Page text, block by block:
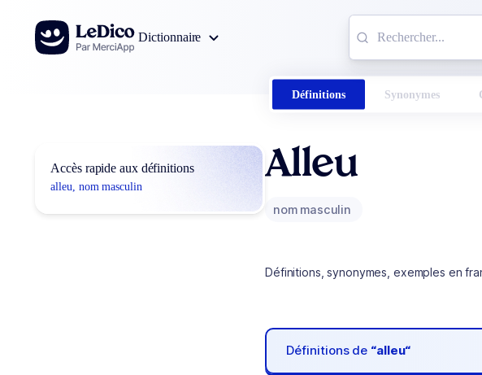
Aller au contenu
Dictionnaire
Définitions Synonymes
Accès rapide aux définitions
alleu, nom masculin
Alleu
nom masculin
Définitions, synonymes, exemples en
Définitions de “alleu“